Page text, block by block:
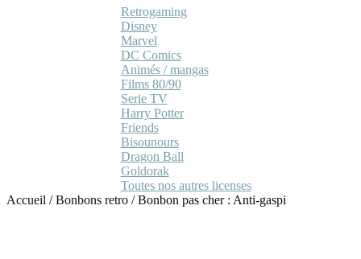
Retrogaming
Disney
Marvel
DC Comics
Animés / mangas
Films 80/90
Serie TV
Harry Potter
Friends
Bisounours
Dragon Ball
Goldorak
Toutes nos autres licenses
Accueil /Bonbons retro /Bonbon pas cher : Anti-gaspi